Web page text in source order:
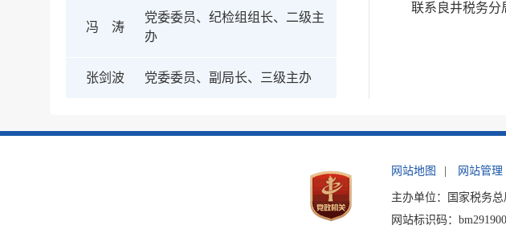
冯 涛
党委委员、纪检组组长、二级主
办
张剑波 党委委员、副局长、三级主办
联系良井税务分
网站地图 网站管理
主办单位：国家税务
网站标识码：